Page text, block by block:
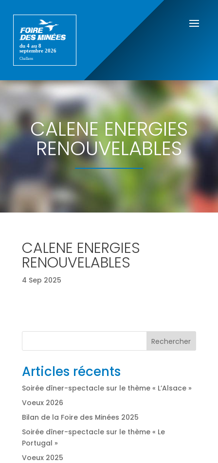
CALENE ENERGIES
RENOUVELABLES
CALENE ENERGIES
RENOUVELABLES
4 Sep 2025
Rechercher
Articles récents
Soirée dîner-spectacle sur le thème « L’Alsace »
Voeux 2026
Bilan de la Foire des Minées 2025
Soirée dîner-spectacle sur le thème « Le
Portugal »
Voeux 2025